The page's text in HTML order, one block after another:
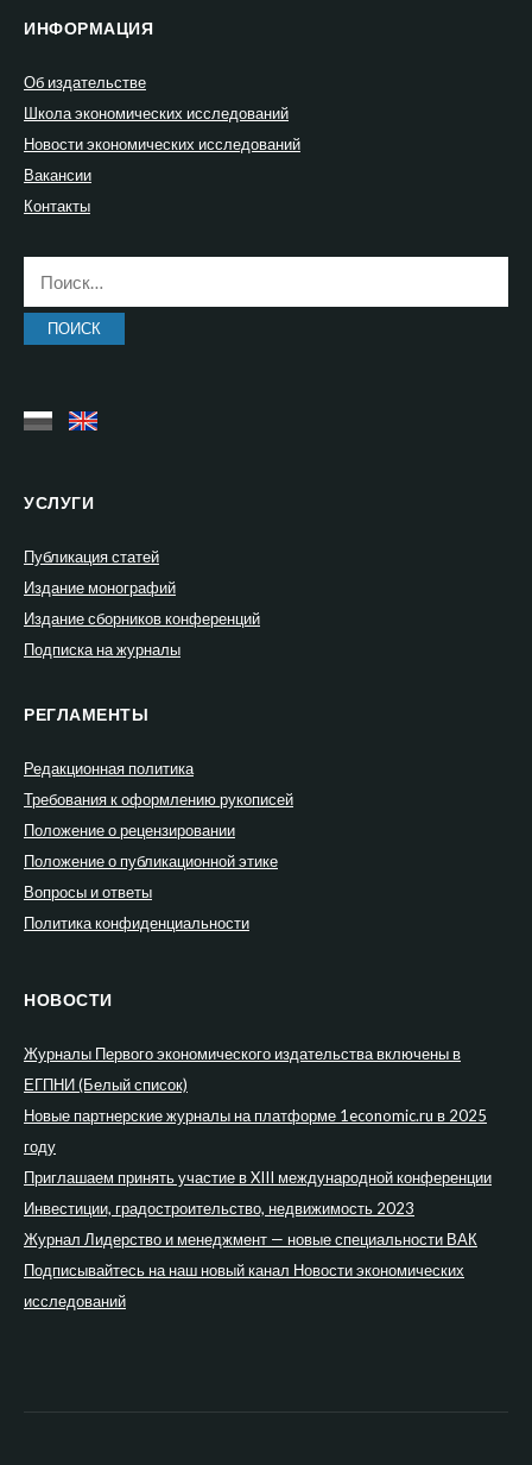
ИНФОРМАЦИЯ
Об издательстве
Школа экономических исследований
Новости экономических исследований
Вакансии
Контакты
УСЛУГИ
Публикация статей
Издание монографий
Издание сборников конференций
Подписка на журналы
РЕГЛАМЕНТЫ
Редакционная политика
Требования к оформлению рукописей
Положение о рецензировании
Положение о публикационной этике
Вопросы и ответы
Политика конфиденциальности
НОВОСТИ
Журналы Первого экономического издательства включены в
ЕГПНИ (Белый список)
Новые партнерские журналы на платформе 1economic.ru в 2025
году
Приглашаем принять участие в XIII международной конференции
Инвестиции, градостроительство, недвижимость 2023
Журнал Лидерство и менеджмент — новые специальности ВАК
Подписывайтесь на наш новый канал Новости экономических
исследований